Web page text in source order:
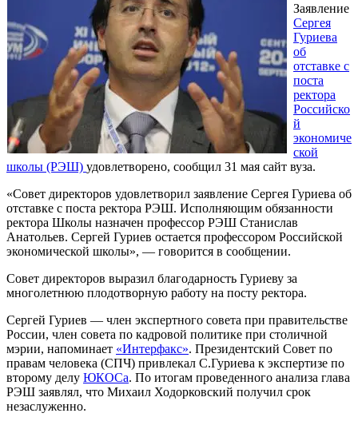
Заявление
Сергея
Гуриева
об
отставке с
поста
ректора
Российско
й
экономиче
ской
школы (РЭШ) удовлетворено, сообщил 31 мая сайт вуза.
«Совет директоров удовлетворил заявление Сергея Гуриева об
отставке с поста ректора РЭШ. Исполняющим обязанности
ректора Школы назначен профессор РЭШ Станислав
Анатольев. Сергей Гуриев остается профессором Российской
экономической школы», — говорится в сообщении.
Совет директоров выразил благодарность Гуриеву за
многолетнюю плодотворную работу на посту ректора.
Сергей Гуриев — член экспертного совета при правительстве
России, член совета по кадровой политике при столичной
мэрии, напоминает «Интерфакс». Президентский Совет по
правам человека (СПЧ) привлекал С.Гуриева к экспертизе по
второму делу ЮКОСа. По итогам проведенного анализа глава
РЭШ заявлял, что Михаил Ходорковский получил срок
незаслуженно.